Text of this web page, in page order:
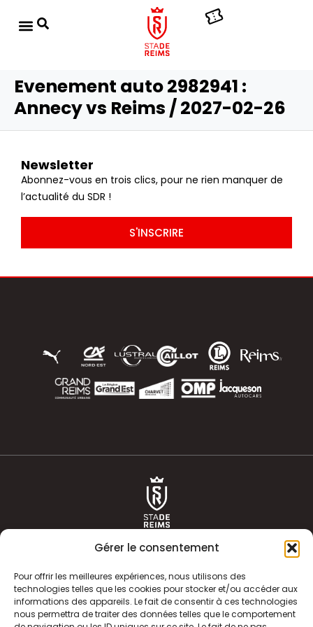
Gérer le consentement
Pour offrir les meilleures expériences, nous utilisons des
technologies telles que les cookies pour stocker et/ou accéder aux
informations des appareils. Le fait de consentir à ces technologies
nous permettra de traiter des données telles que le comportement
Evenement auto 2982941 :
Annecy vs Reims / 2027-02-26
Newsletter
Abonnez-vous en trois clics, pour ne rien manquer de
l’actualité du SDR !
S'INSCRIRE
ACTUALITÉS HISTOIRE